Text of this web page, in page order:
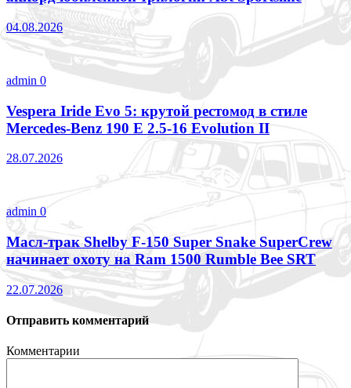
04.08.2026
admin 0
Vespera Iride Evo 5: крутой рестомод в стиле
Mercedes-Benz 190 E 2.5-16 Evolution II
28.07.2026
admin 0
Масл-трак Shelby F-150 Super Snake SuperCrew
начинает охоту на Ram 1500 Rumble Bee SRT
22.07.2026
Отправить комментарий
Комментарии